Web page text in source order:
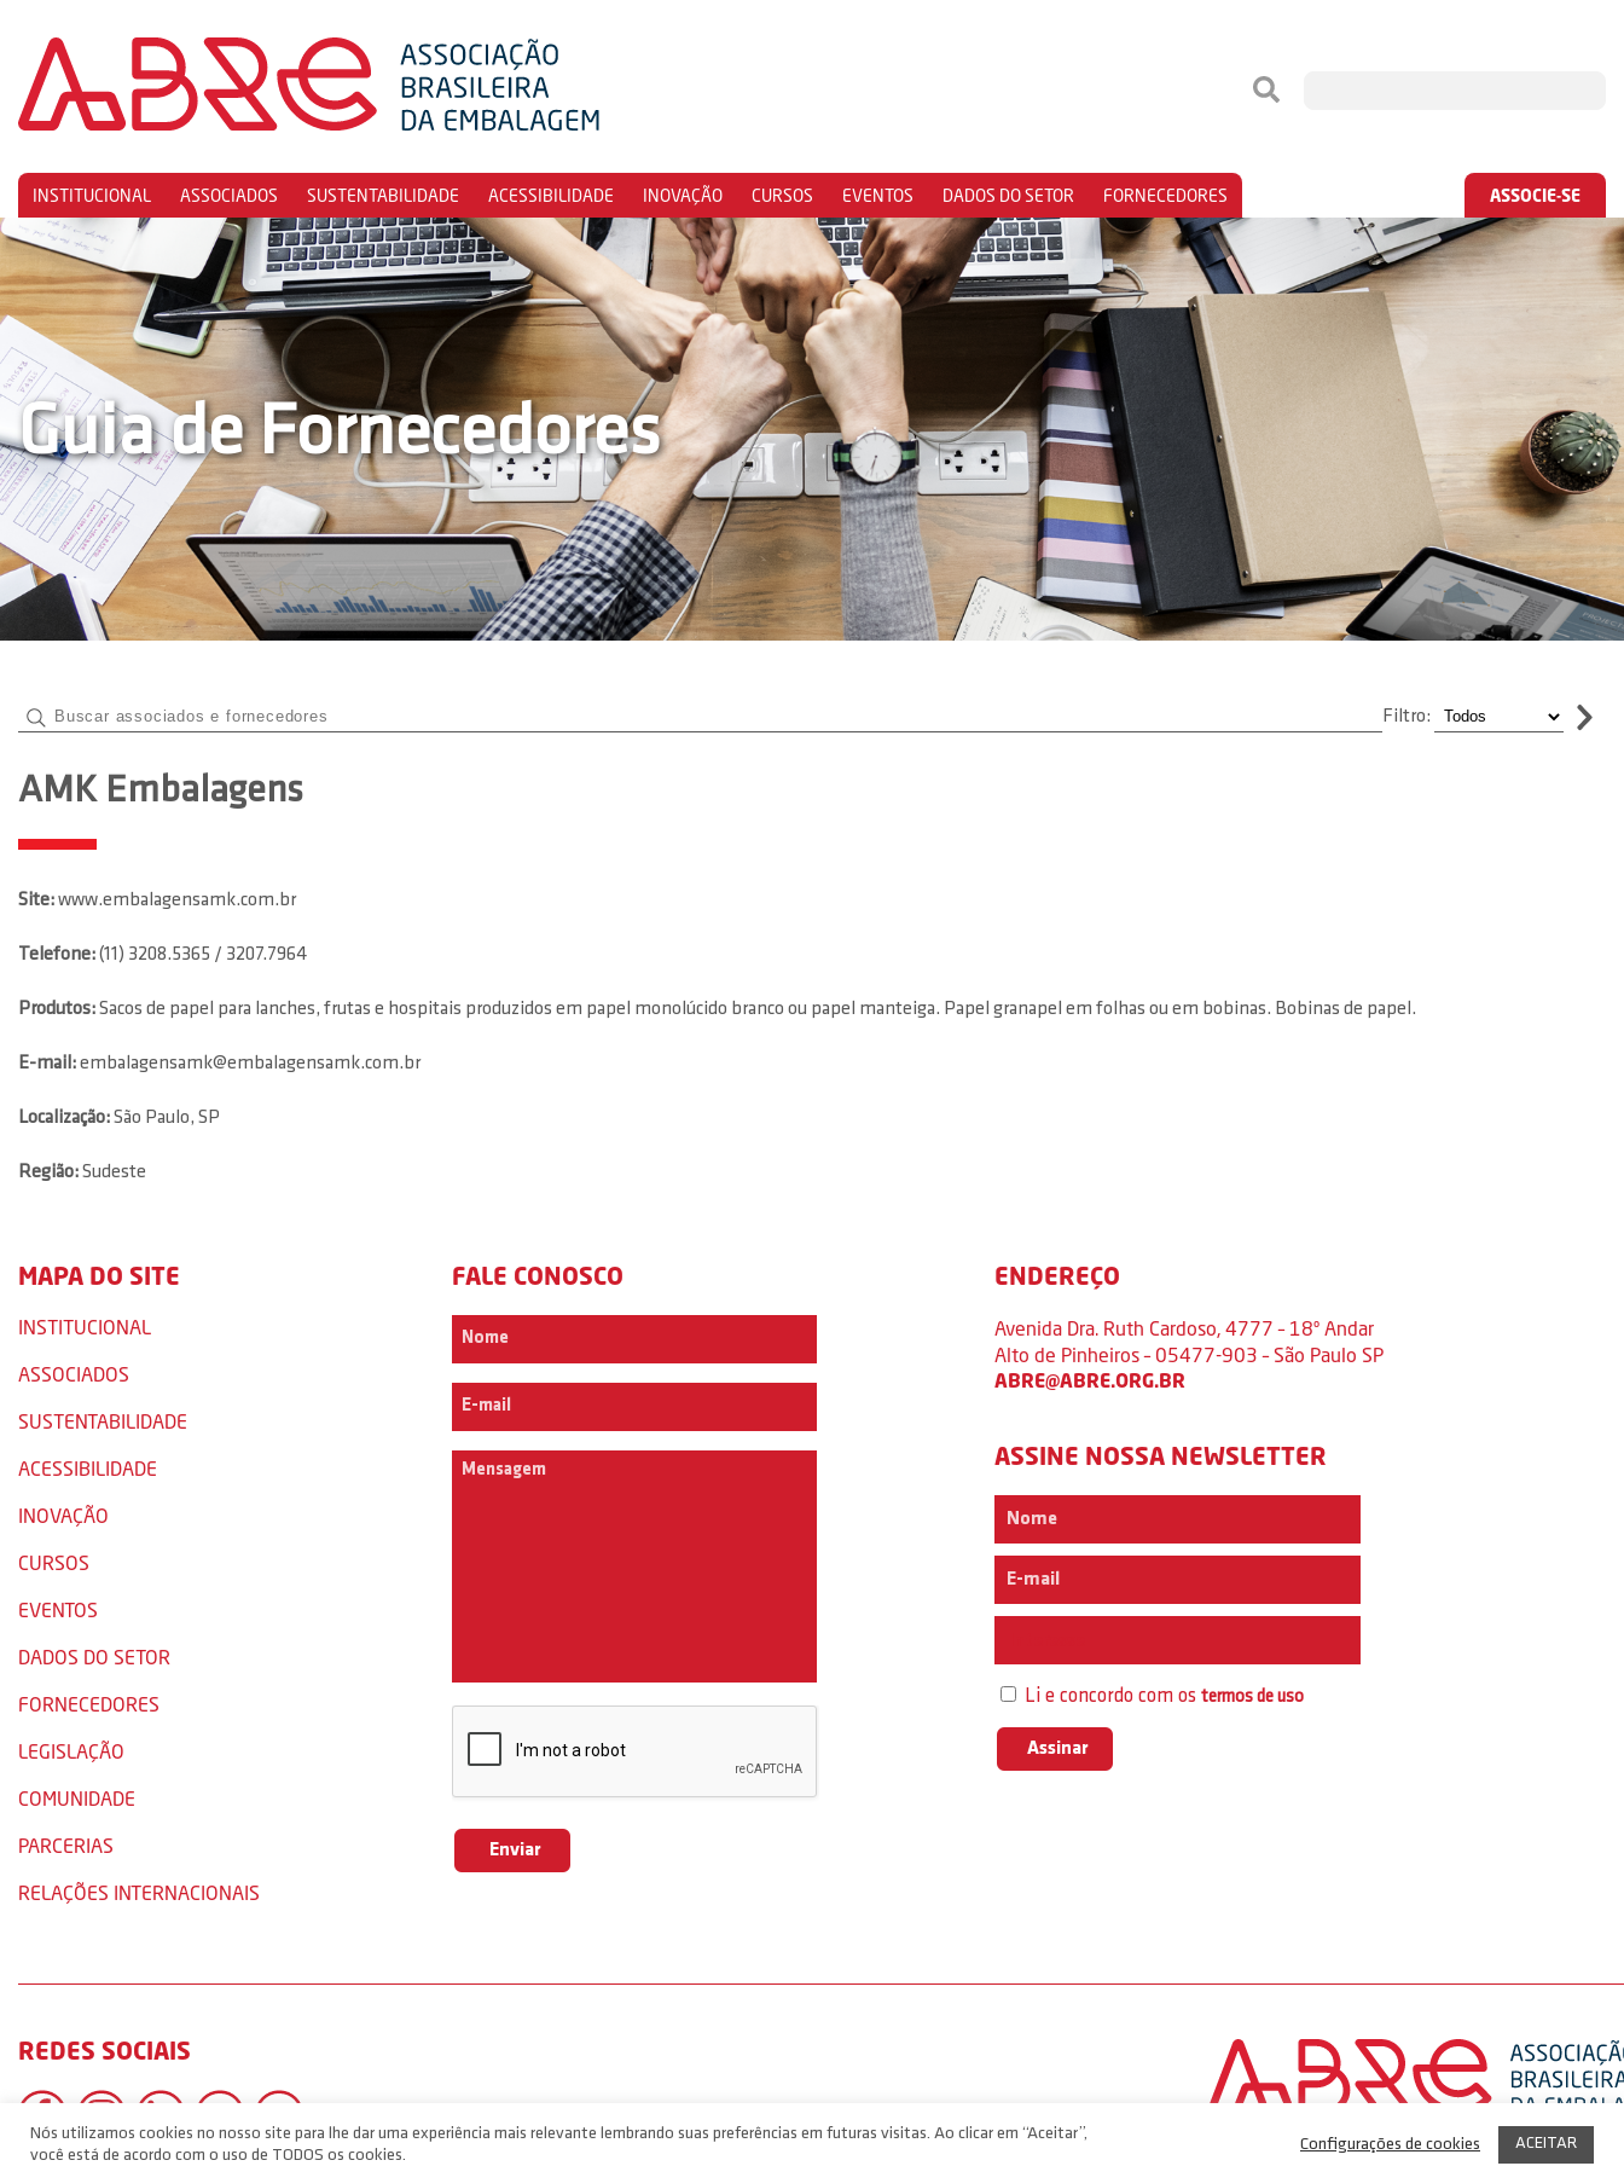
INSTITUCIONAL ASSOCIADOS SUSTENTABILIDADE ACESSIBILIDADE INOVAÇÃO CURSOS EVENTOS DADOS DO SETOR FORNECEDORES ASSOCIE-SE
Guia de Fornecedores
Filtro:
AMK Embalagens
Site:www.embalagensamk.com.br
Telefone:(11) 3208.5365 / 3207.7964
Produtos:Sacos de papel para lanches, frutas e hospitais produzidos em papel monolúcido branco ou papel manteiga. Papel granapel em folhas ou em bobinas. Bobinas de papel.
E-mail:embalagensamk@embalagensamk.com.br
Localização:São Paulo, SP
Região:Sudeste
MAPA DO SITE
INSTITUCIONAL
ASSOCIADOS
SUSTENTABILIDADE
ACESSIBILIDADE
INOVAÇÃO
CURSOS
EVENTOS
DADOS DO SETOR
FORNECEDORES
LEGISLAÇÃO
COMUNIDADE
PARCERIAS
RELAÇÕES INTERNACIONAIS
FALE CONOSCO ENDEREÇO
Avenida Dra. Ruth Cardoso, 4777 – 18º Andar
Alto de Pinheiros – 05477-903 – São Paulo SP
ABRE@ABRE.ORG.BR
ASSINE NOSSA NEWSLETTER
Li e concordo com ostermos de uso
REDES SOCIAIS
Nós utilizamos cookies no nosso site para lhe dar uma experiência mais relevante lembrando suas preferências em futuras visitas. Ao clicar em “Aceitar”,
você está de acordo com o uso de TODOS os cookies.
Configurações de cookies ACEITAR